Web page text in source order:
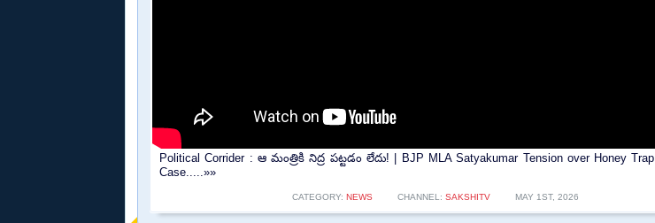
Political Corrider : ఆ మంత్రికి నిద్ర పట్టడం లేదు! | BJP MLA Satyakumar Tension over Honey Trap
Case.....»»
CATEGORY: NEWS CHANNEL: SAKSHITV MAY 1ST, 2026